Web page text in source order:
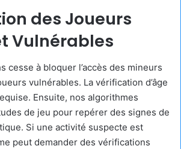
des Joueurs
Vulnérables
cesse à bloquer l’accès des mineurs
vulnérables. La vérification d’âge
Ensuite, nos algorithmes
de jeu pour repérer des signes de
Si une activité suspecte est
peut demander des vérifications